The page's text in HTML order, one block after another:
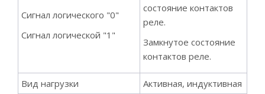
Сигнал логического "0"
Сигнал логической "1"
состояние контактов
реле.
Замкнутое состояние
контактов реле.
Вид нагрузки
Активная, индуктивная